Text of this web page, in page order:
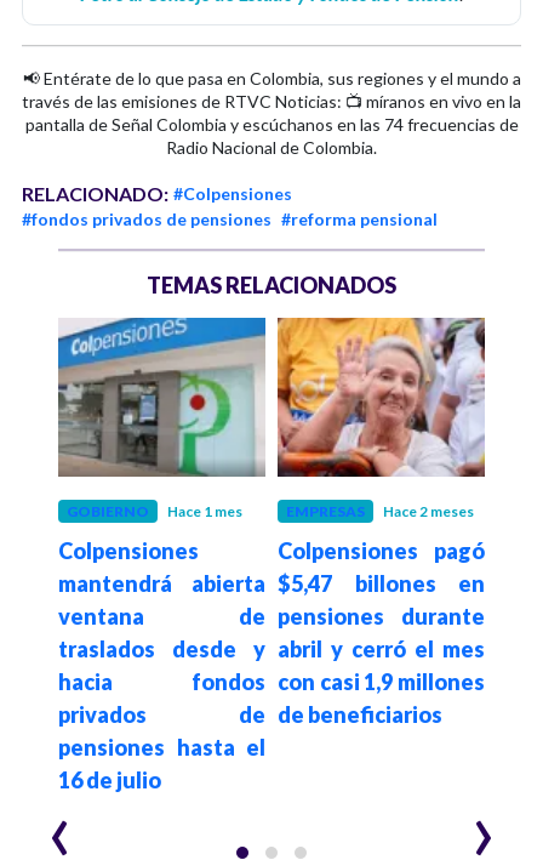
📢 Entérate de lo que pasa en Colombia, sus regiones y el mundo a
través de las emisiones de RTVC Noticias: 📺 míranos en vivo en la
pantalla de Señal Colombia y escúchanos en las 74 frecuencias de
Radio Nacional de Colombia.
RELACIONADO: #Colpensiones
#fondos privados de pensiones #reforma pensional
TEMAS RELACIONADOS
GOBIERNO Hace 1 mes
Colpensiones
mantendrá abierta
ventana de
traslados desde y
hacia fondos
privados de
pensiones hasta el
16 de julio
EMPRESAS Hace 2 meses
Colpensiones pagó
$5,47 billones en
pensiones durante
abril y cerró el mes
con casi 1,9 millones
de beneficiarios
‹ ›